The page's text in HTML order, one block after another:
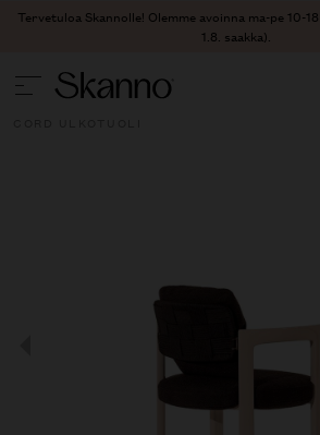
Tervetuloa Skannolle! Olemme avoinna ma-pe 10-
1.8. saakka).